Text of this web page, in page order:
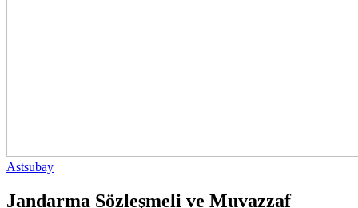
Astsubay
Jandarma Sözleşmeli ve Muvazzaf